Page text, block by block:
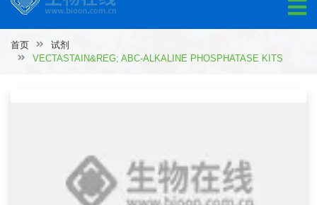
首页
试剂
VECTASTAIN&REG; ABC-ALKALINE PHOSPHATASE KITS